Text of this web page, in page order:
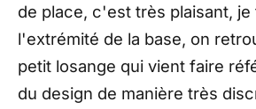
de place, c'est très plaisant, je
l'extrémité de la base, on
petit losange qui vient faire
du design de manière très